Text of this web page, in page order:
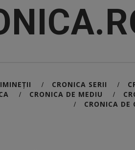
/ CRONICA SERII /
/ CRONICA DE MEDIU /
/ CRONICA DE